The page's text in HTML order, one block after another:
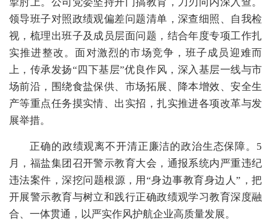
领导班子对照政绩观偏差问题清单，深查细照、自我检
视，梳理出班子及成员层面问题，结合年度专项工作扎
实推进整改。面对激烈的市场竞争，班子成员迎难而
上，传承发扬“四下基层”优良作风，深入基层一线与市
场前沿，围绕食盐保供、市场拓展、降本增效、安全生
产等重点任务摸实情、出实招，扎实推进各项改革与发
展举措。
正确的政绩观离不开清正廉洁的政治生态保障。5
月，福盐集团召开警示教育大会，通报系统内严重违纪
违法案件，深挖问题根源，用“身边事教育身边人”，把
开展警示教育与树立和践行正确政绩观学习教育深度融
合、一体贯通，以严实作风护航企业高质量发展。